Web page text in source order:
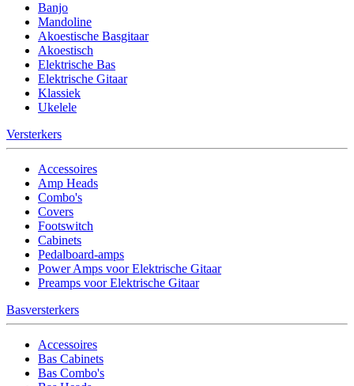
Banjo
Mandoline
Akoestische Basgitaar
Akoestisch
Elektrische Bas
Elektrische Gitaar
Klassiek
Ukelele
Versterkers
Accessoires
Amp Heads
Combo's
Covers
Footswitch
Cabinets
Pedalboard-amps
Power Amps voor Elektrische Gitaar
Preamps voor Elektrische Gitaar
Basversterkers
Accessoires
Bas Cabinets
Bas Combo's